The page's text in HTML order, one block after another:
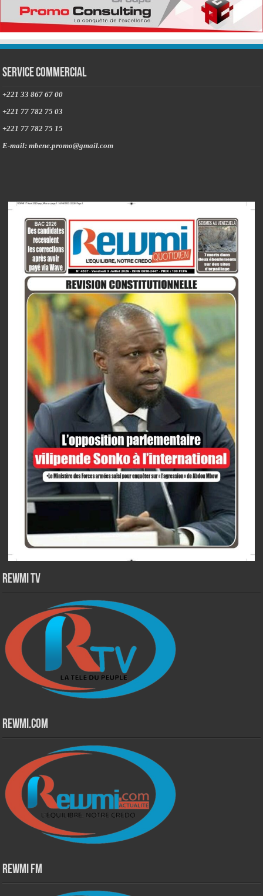
Service commercial
+221 33 867 67 00
+221 77 782 75 03
+221 77 782 75 15
E-mail: mbene.promo@gmail.com
Rewmi TV
Rewmi.Com
Rewmi Fm